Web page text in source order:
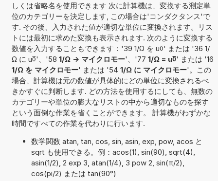
しくは省略名を使用できます 次に計算機は、変換する測定単
位のカテゴリーを決定します, この場合は'コンダクタンス'で
す. その後、入力された値が適切な単位に変換されます。リス
トには最初に求めた変換も表示されます. 次のように変換する
数値を入力することもできます：'39 1/Ω を u℧' または '36 1/
Ω に u℧'、'58 1/Ω -> マイクロモー'、'77 1/Ω = u℧' または '16
1/Ω を マイクロモー' または '54 1/Ω に マイクロモー'。この
場合、計算機は元の数値が具体的にどの単位に変換されるべ
きかすぐに判断します. どの方法を使用するにしても、無数の
カテゴリーや単位の膨大なリストの中から適切なものを探す
という面倒な作業を省くことができます。 計算機がわずかな
時間ですべての作業を代わりに行います.
数学関数 atan, tan, cos, sin, asin, exp, pow, acos と
sqrt も使用できる。例：acos(1), sin(90), sqrt(4),
asin(1/2), 2 exp 3, atan(1/4), 3 pow 2, sin(π/2),
cos(pi/2) または tan(90°)